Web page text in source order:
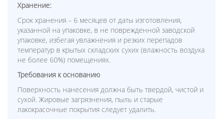
Хранение:
Срок хранения – 6 месяцев от даты изготовления,
указанной на упаковке, в не поврежденной заводской
упаковке, избегая увлажнения и резких перепадов
температур в крытых складских сухих (влажность воздуха
не более 60%) помещениях.
Требования к основанию
Поверхность нанесения должна быть твердой, чистой и
сухой. Жировые загрязнения, пыль и старые
лакокрасочные покрытия следует удалить.